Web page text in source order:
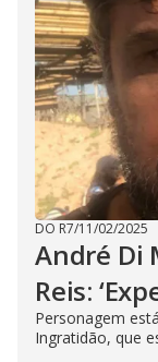
DO R7/11/02/2025
André Di
Reis:
Personagem
Ingratidão, que